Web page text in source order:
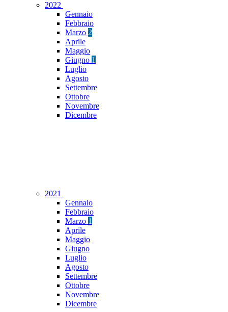
2022
Gennaio
Febbraio
Marzo 2
Aprile
Maggio
Giugno 1
Luglio
Agosto
Settembre
Ottobre
Novembre
Dicembre
2021
Gennaio
Febbraio
Marzo 1
Aprile
Maggio
Giugno
Luglio
Agosto
Settembre
Ottobre
Novembre
Dicembre